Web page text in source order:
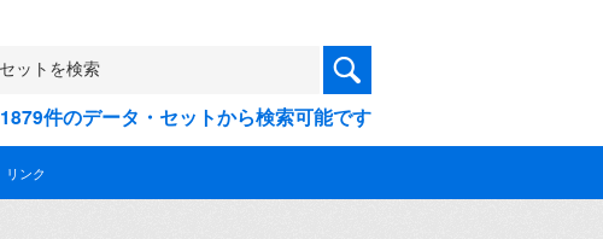
1879件のデータ・セットから検索可能です
リンク